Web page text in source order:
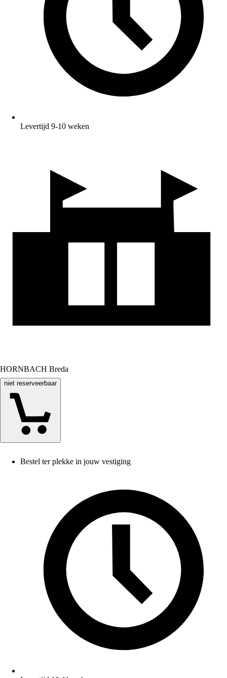
Levertijd 9-10 weken
HORNBACH Breda
niet reserveerbaar
Bestel ter plekke in jouw vestiging